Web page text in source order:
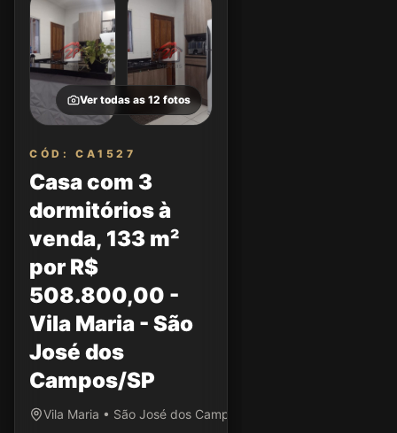
Ver todas as 12 fotos
CÓD: CA1527
Casa com 3
dormitórios à
venda, 133 m²
por R$
508.800,00 -
Vila Maria - São
José dos
Campos/SP
Vila Maria • São José dos Campos/SP